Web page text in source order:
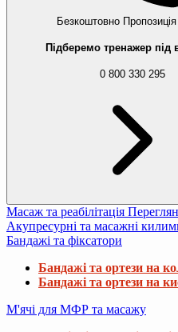
Безкоштовно
Підберемо тренажер під
0 800 330 295
Масаж та реабілітація
Акупресурні та масажні
Бандажі та фіксатори
Бандажі та ортези на
Бандажі та ортези на
М'ячі для МФР та масажу